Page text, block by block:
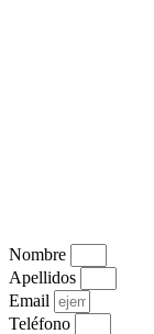
Nombre
Apellidos
Email
Teléfono